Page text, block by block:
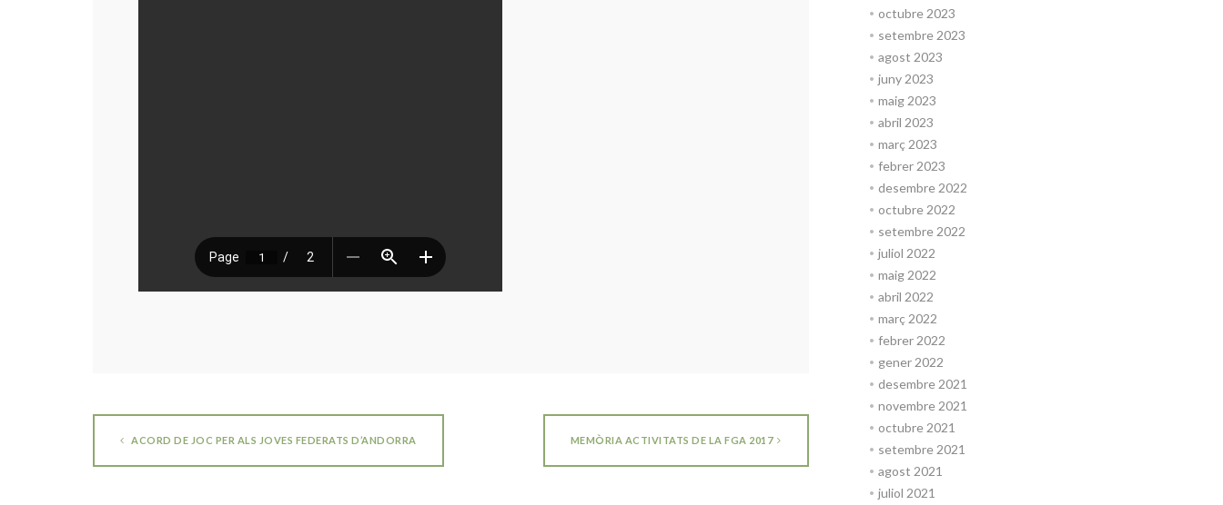
ACORD DE JOC PER ALS JOVES FEDERATS D’ANDORRA MEMÒRIA ACTIVITATS DE LA FGA 2017
octubre 2023
setembre 2023
agost 2023
juny 2023
maig 2023
abril 2023
març 2023
febrer 2023
desembre 2022
octubre 2022
setembre 2022
juliol 2022
maig 2022
abril 2022
març 2022
febrer 2022
gener 2022
desembre 2021
novembre 2021
octubre 2021
setembre 2021
agost 2021
juliol 2021